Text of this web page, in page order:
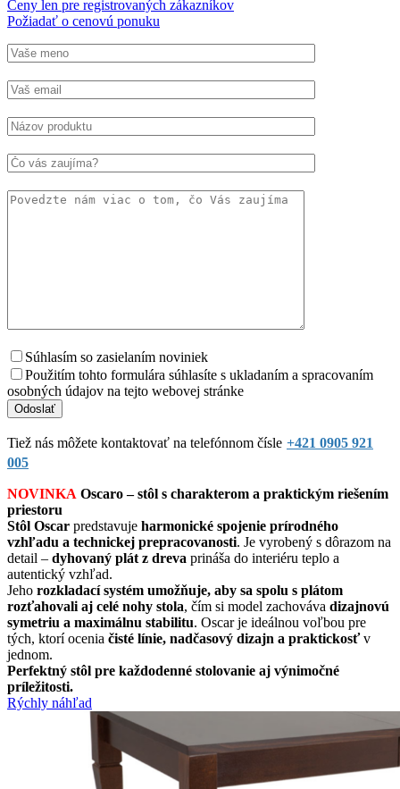
Ceny len pre registrovaných zákazníkov
Požiadať o cenovú ponuku
Súhlasím so zasielaním noviniek
Použitím tohto formulára súhlasíte s ukladaním a spracovaním
osobných údajov na tejto webovej stránke
Tiež nás môžete kontaktovať na telefónnom čísle +421 0905 921
005
NOVINKA Oscaro – stôl s charakterom a praktickým riešením
priestoru
Stôl Oscar predstavuje harmonické spojenie prírodného
vzhľadu a technickej prepracovanosti. Je vyrobený s dôrazom na
detail – dyhovaný plát z dreva prináša do interiéru teplo a
autentický vzhľad.
Jeho rozkladací systém umožňuje, aby sa spolu s plátom
rozťahovali aj celé nohy stola, čím si model zachováva dizajnovú
symetriu a maximálnu stabilitu. Oscar je ideálnou voľbou pre
tých, ktorí ocenia čisté línie, nadčasový dizajn a praktickosťv
jednom.
Perfektný stôl pre každodenné stolovanie aj výnimočné
príležitosti.
Rýchly náhľad